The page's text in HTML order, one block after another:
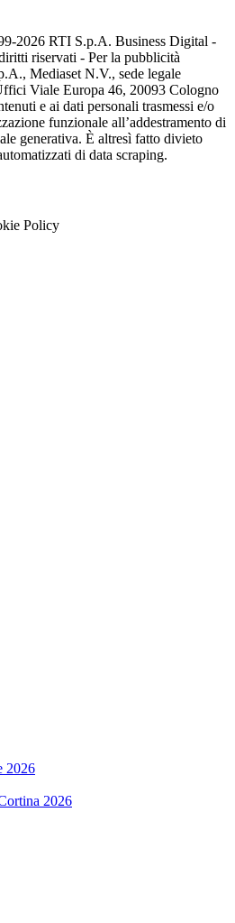
2026 RTI S.p.A. Business Digital -
riservati - Per la pubblicità
Mediaset N.V., sede legale
Viale Europa 46, 20093 Cologno
e ai dati personali trasmessi e/o
funzionale all’addestramento di
generativa. È altresì fatto divieto
di data scraping.
Policy
2026
2026